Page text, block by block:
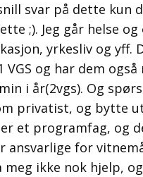
svar på dette kun
;). Jeg går helse
yrkesliv og yff.
og har dem også
i år(2vgs). Og
privatist, og bytte
et programfag, og
ansvarlige for
meg ikke nok hjelp,